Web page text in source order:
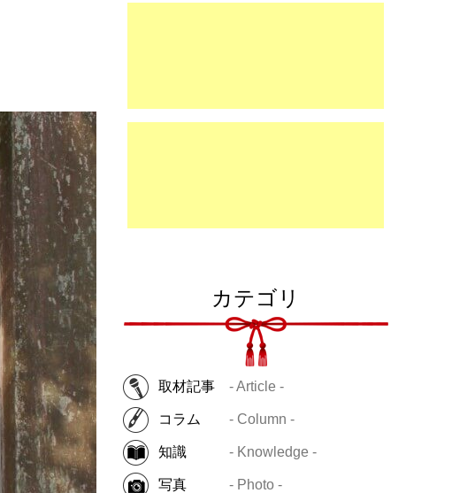
カテゴリ
取材記事 - Article -
コラム - Column -
知識 - Knowledge -
写真 - Photo -